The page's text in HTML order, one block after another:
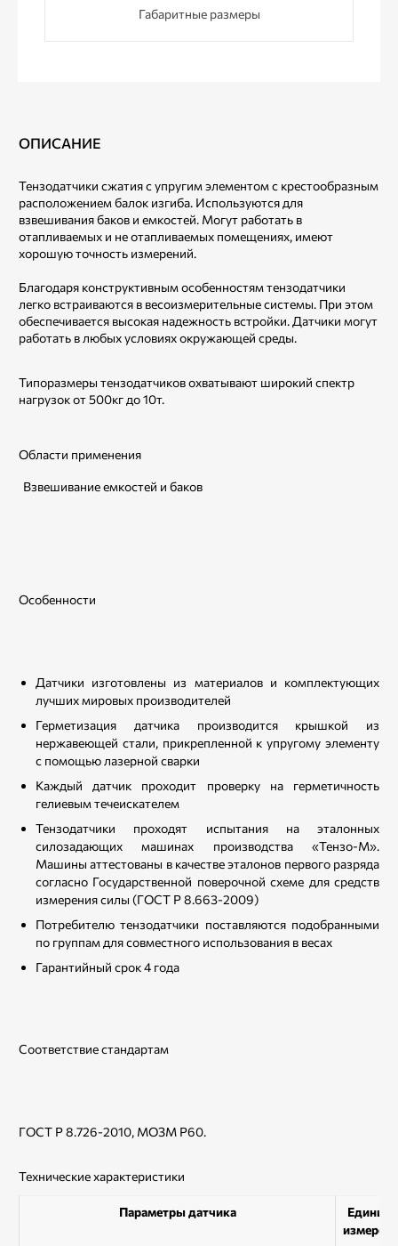
Габаритные размеры
ОПИСАНИЕ
Тензодатчики сжатия с упругим элементом с крестообразным
расположением балок изгиба. Используются для
взвешивания баков и емкостей. Могут работать в
отапливаемых и не отапливаемых помещениях, имеют
хорошую точность измерений.
Благодаря конструктивным особенностям тензодатчики
легко встраиваются в весоизмерительные системы. При этом
обеспечивается высокая надежность встройки. Датчики могут
работать в любых условиях окружающей среды.
Типоразмеры тензодатчиков охватывают широкий спектр
нагрузок от 500кг до 10т.
Области применения
Взвешивание емкостей и баков
Особенности
Датчики изготовлены из материалов и комплектующих
лучших мировых производителей
Герметизация датчика производится крышкой из
нержавеющей стали, прикрепленной к упругому элементу
с помощью лазерной сварки
Каждый датчик проходит проверку на герметичность
гелиевым течеискателем
Тензодатчики проходят испытания на эталонных
силозадающих машинах производства «Тензо-М».
Машины аттестованы в качестве эталонов первого разряда
согласно Государственной поверочной схеме для средств
измерения силы (ГОСТ Р 8.663-2009)
Потребителю тензодатчики поставляются подобранными
по группам для совместного использования в весах
Гарантийный срок 4 года
Соответствие стандартам
ГОСТ Р 8.726-2010, МОЗМ Р60.
Технические характеристики
Параметры датчика